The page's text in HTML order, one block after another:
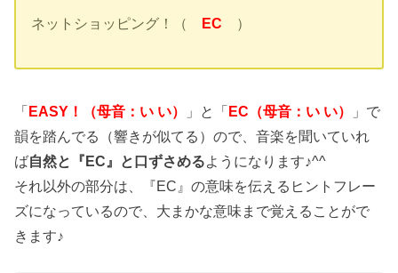
ネットショッピング！（ EC ）
「 EASY！ （母音：い い） 」と「 EC （母音：い い）
」で
韻を踏んでる（響きが似てる）ので、音楽を聞いていれ
ば自然と『EC』と口ずさめるようになります♪^^
それ以外の部分は、『EC』の意味を伝えるヒントフレー
ズになっているので、大まかな意味まで覚えることがで
きます♪